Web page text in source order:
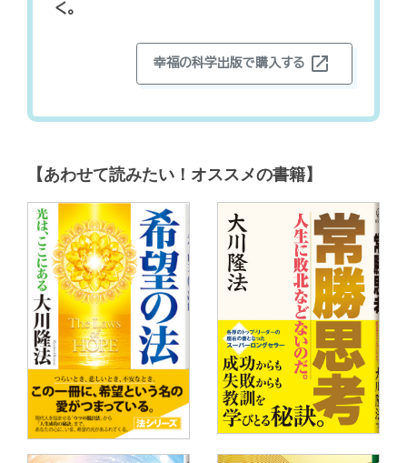
く。
幸福の科学出版で購入する open_in_new
【あわせて読みたい！オススメの書籍】